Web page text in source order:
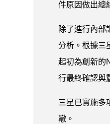
件原因做出總
除了進行內部
分析。根據三
起初為創新的
行最終確認與
三星已實施多
轍。